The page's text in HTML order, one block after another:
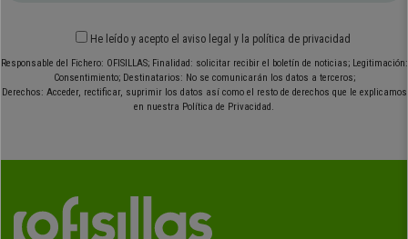
He leído y acepto el aviso legal y la política de privacidad
Responsable del Fichero: OFISILLAS; Finalidad: solicitar recibir el boletín de noticias; Legitimación:
Consentimiento; Destinatarios: No se comunicarán los datos a terceros;
Derechos: Acceder, rectificar, suprimir los datos así como el resto de derechos que le explicamos
en nuestra Política de Privacidad.